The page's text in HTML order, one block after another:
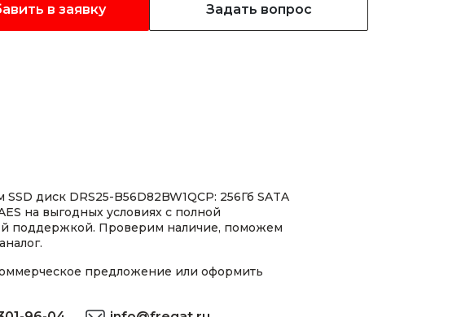
в заявку Задать вопрос
SSD диск DRS25-B56D82BW1QCP: 256Гб SATA
на выгодных условиях с полной
поддержкой. Проверим наличие, поможем
предложение или оформить